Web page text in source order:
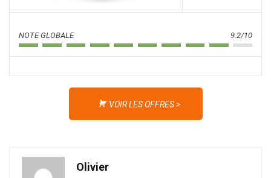
NOTE GLOBALE 9.2/10
VOIR LES OFFRES >
Olivier